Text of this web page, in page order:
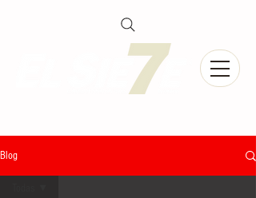
Blog